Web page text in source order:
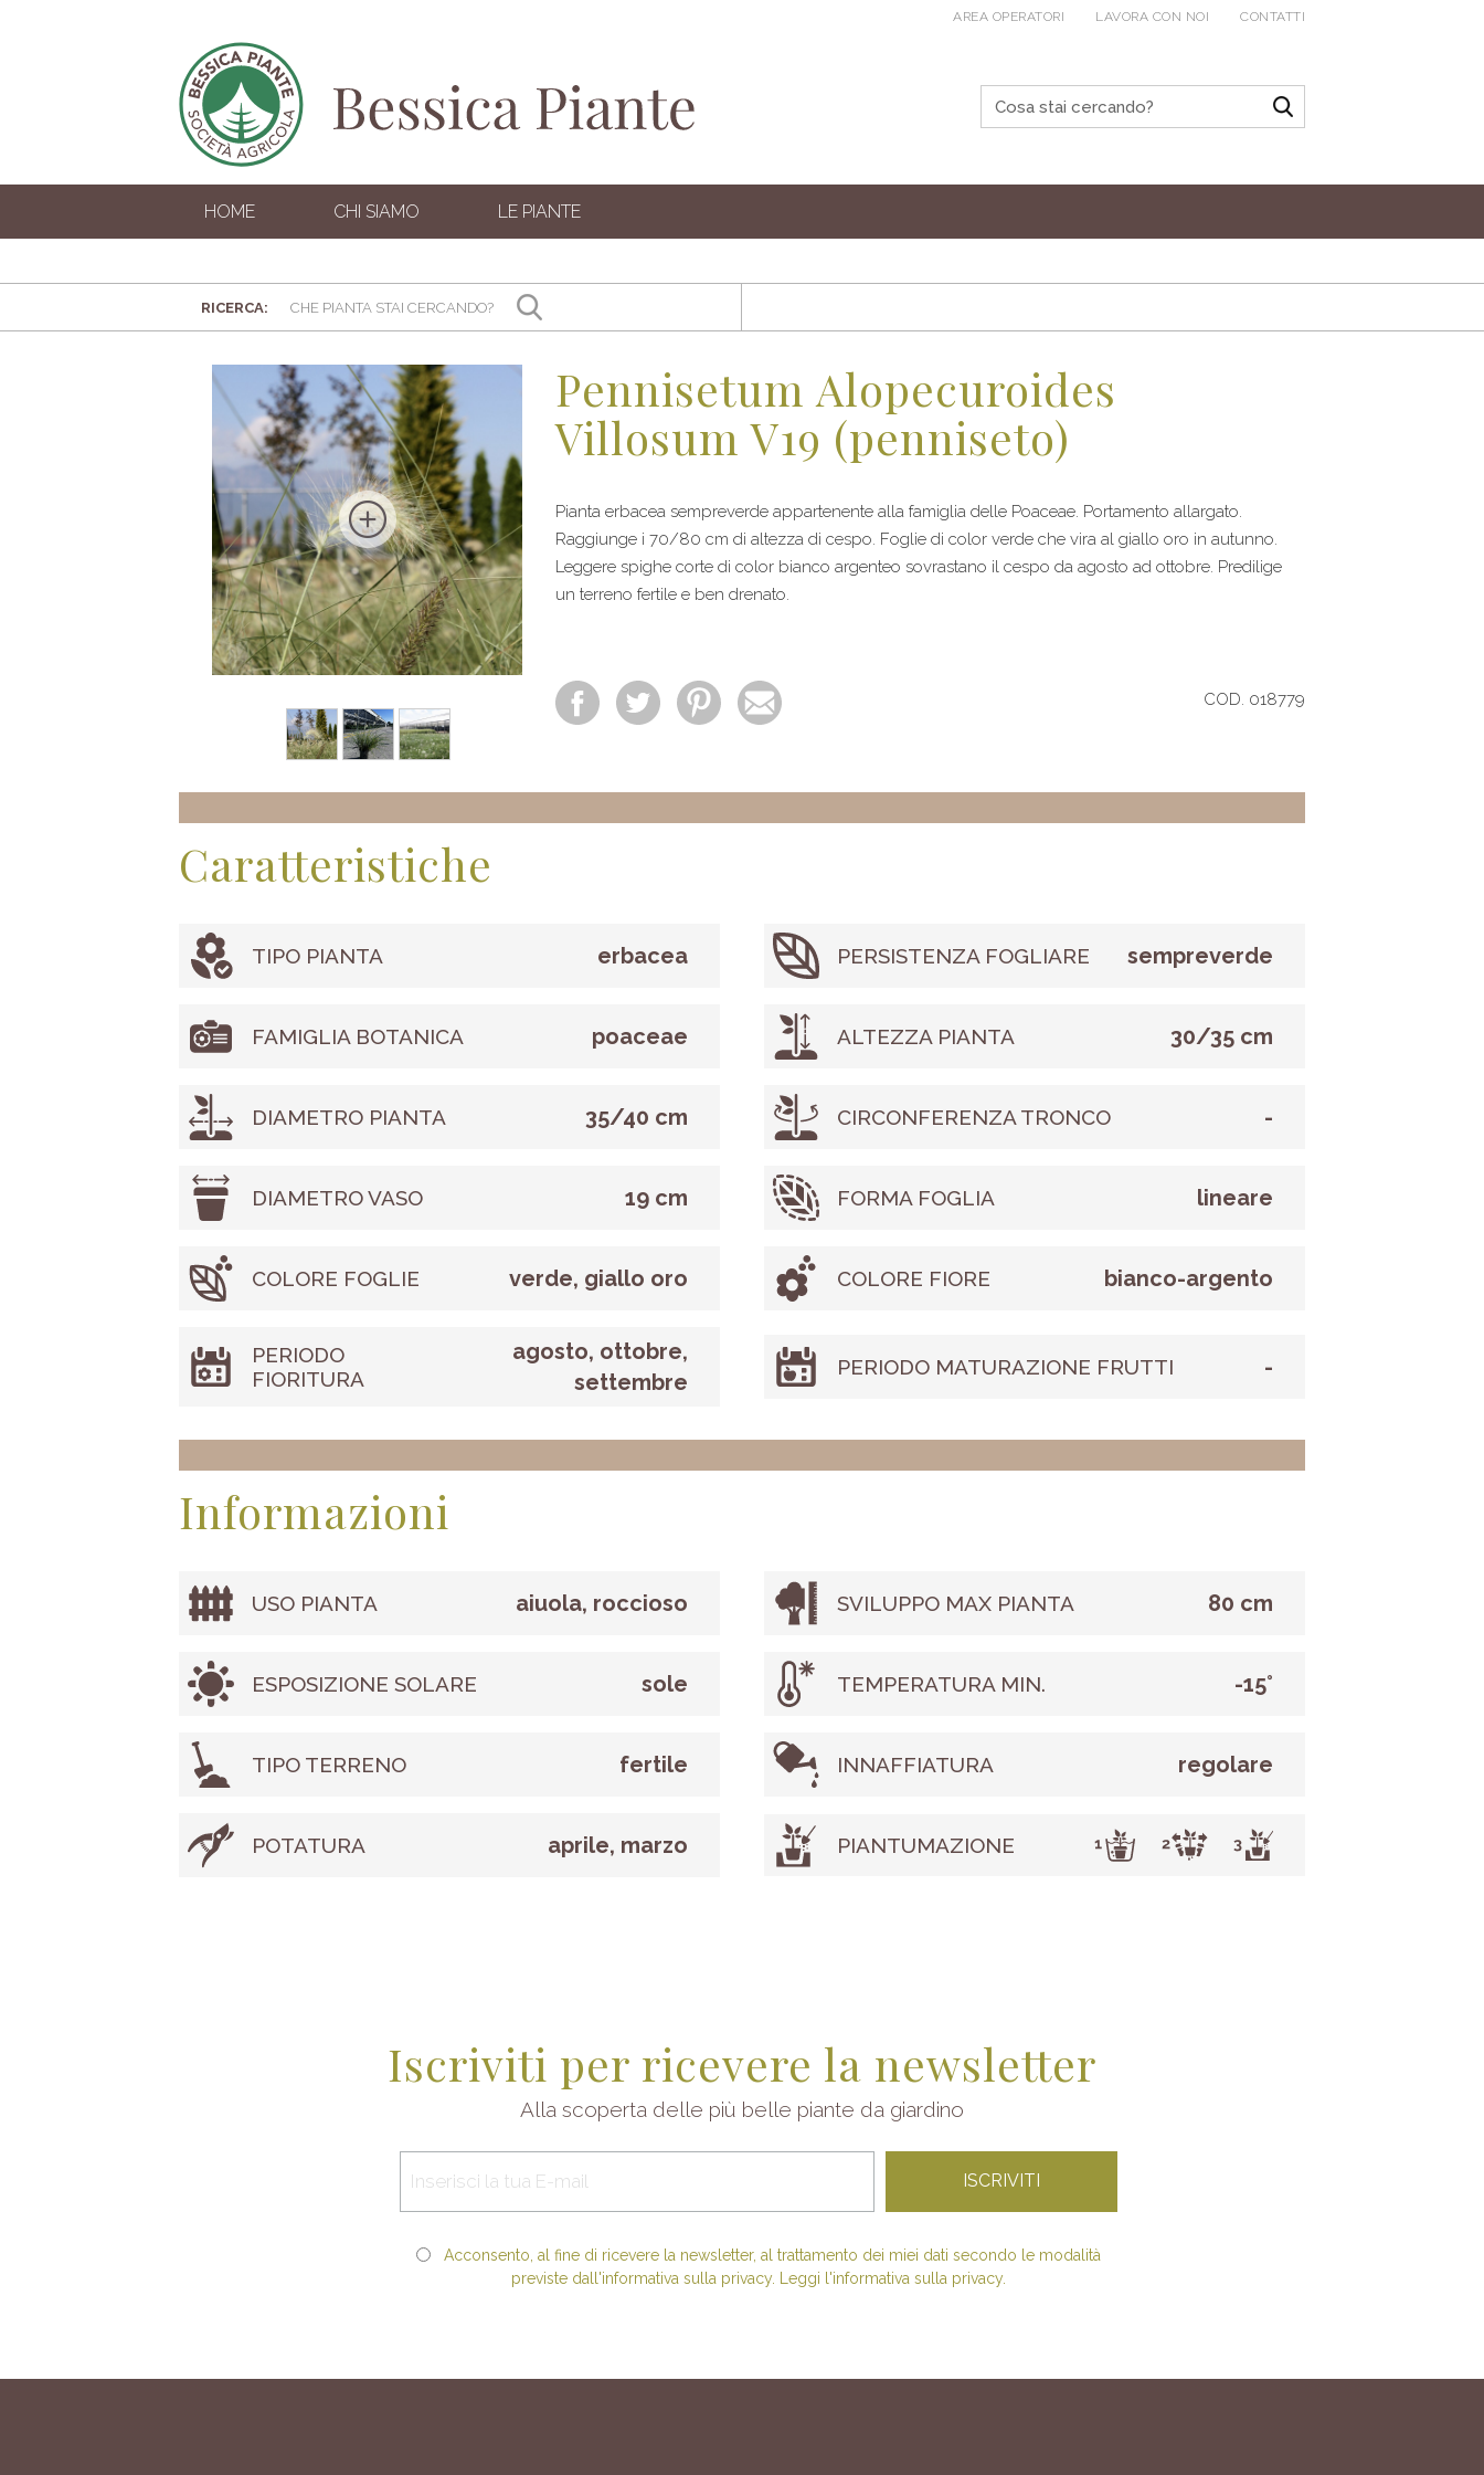
AREA OPERATORI LAVORA CON NOI CONTATTI
HOME CHI SIAMO LE PIANTE
RICERCA:
Pennisetum Alopecuroides
Villosum V19 (penniseto)
Pianta erbacea sempreverde appartenente alla famiglia delle Poaceae. Portamento allargato.
Raggiunge i 70/80 cm di altezza di cespo. Foglie di color verde che vira al giallo oro in autunno.
Leggere spighe corte di color bianco argenteo sovrastano il cespo da agosto ad ottobre. Predilige
un terreno fertile e ben drenato.
COD. 018779
Caratteristiche
TIPO PIANTA erbacea PERSISTENZA FOGLIARE sempreverde
FAMIGLIA BOTANICA poaceae ALTEZZA PIANTA 30/35 cm
DIAMETRO PIANTA 35/40 cm CIRCONFERENZA TRONCO -
DIAMETRO VASO 19 cm FORMA FOGLIA lineare
COLORE FOGLIE verde, giallo oro COLORE FIORE bianco-argento
PERIODO
FIORITURA
agosto, ottobre,
settembre
PERIODO MATURAZIONE FRUTTI -
Informazioni
USO PIANTA aiuola, roccioso SVILUPPO MAX PIANTA 80 cm
ESPOSIZIONE SOLARE sole TEMPERATURA MIN. -15°
TIPO TERRENO fertile INNAFFIATURA regolare
POTATURA aprile, marzo PIANTUMAZIONE
Iscriviti per ricevere la newsletter
Alla scoperta delle più belle piante da giardino
Acconsento, al fine di ricevere la newsletter, al trattamento dei miei dati secondo le modalità
previste dall'informativa sulla privacy. Leggi l'informativa sulla privacy.